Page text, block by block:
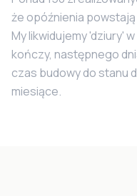
że opóźnienia
My likwidujemy 'dziury'
kończy, następnego
czas budowy do stanu
miesiące.